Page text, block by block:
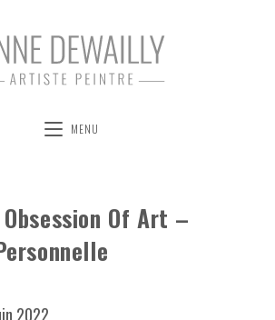
MENU
Of Art –
2022